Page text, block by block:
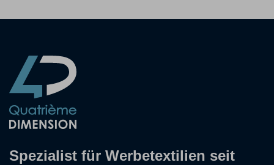
Spezialist für Werbetextilien seit